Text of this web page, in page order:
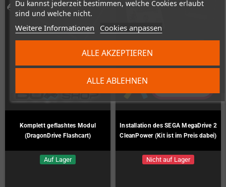
Du kannst jederzeit bestimmen, welche Cookies erlaubt
sind und welche nicht.
Weitere Informationen Cookies anpassen
ALLE ABLEHNEN
ALLE AKZEPTIEREN
Komplett geflashtes Modul
(DragonDrive Flashcart)
Auf Lager
Installation des SEGA MegaDrive 2
CleanPower (Kit ist im Preis dabei)
Nicht auf Lager